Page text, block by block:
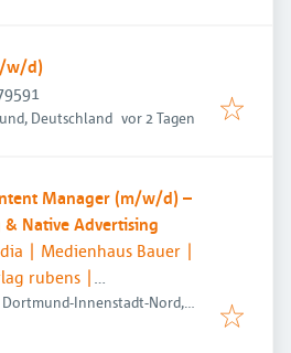
w/d)
Deutschland Veröffentlicht
vor 2 Tagen
Manager (m/w/d) –
Native Advertising
|
Dortmund-Innenstadt-Nord,